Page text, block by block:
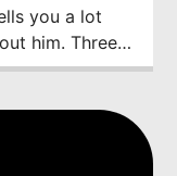
you a lot
Three
still rapidly
things, he’s an